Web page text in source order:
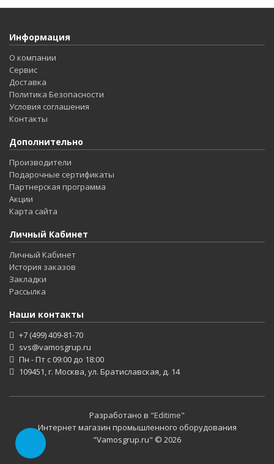
Информация
О компании
Сервис
Доставка
Политика Безопасности
Условия соглашения
Контакты
Дополнительно
Производители
Подарочные сертификаты
Партнерская программа
Акции
Карта сайта
Личный Кабинет
Личный Кабинет
История заказов
Закладки
Рассылка
Наши контакты
+7 (499) 409-81-70
svs@vamosgrup.ru
Пн - Пт с 09:00 до 18:00
109451, г. Москва, ул. Братиславская, д. 14
Разработано в "Editime"
Интернет магазин промышленного оборудования
"Vamosgrup.ru" © 2026